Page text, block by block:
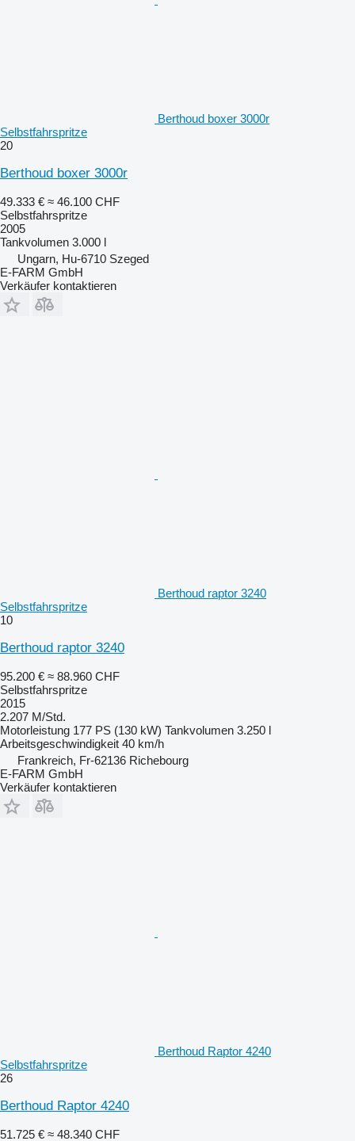
Berthoud boxer 3000r
Selbstfahrspritze
20
Berthoud boxer 3000r
49.333 € ≈ 46.100 CHF
Selbstfahrspritze
2005
Tankvolumen 3.000 l
Ungarn, Hu-6710 Szeged
E-FARM GmbH
Verkäufer kontaktieren
Berthoud raptor 3240
Selbstfahrspritze
10
Berthoud raptor 3240
95.200 € ≈ 88.960 CHF
Selbstfahrspritze
2015
2.207 M/Std.
Motorleistung 177 PS (130 kW) Tankvolumen 3.250 l
Arbeitsgeschwindigkeit 40 km/h
Frankreich, Fr-62136 Richebourg
E-FARM GmbH
Verkäufer kontaktieren
Berthoud Raptor 4240
Selbstfahrspritze
26
Berthoud Raptor 4240
51.725 € ≈ 48.340 CHF